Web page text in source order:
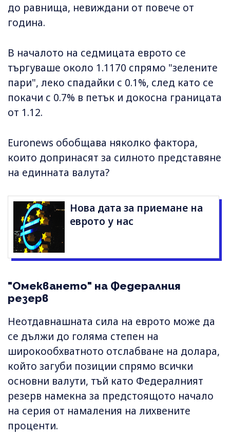
до равнища, невиждани от повече от
година.
В началото на седмицата еврото се
търгуваше около 1.1170 спрямо "зелените
пари", леко спадайки с 0.1%, след като се
покачи с 0.7% в петък и докосна границата
от 1.12.
Euronews обобщава няколко фактора,
които допринасят за силното представяне
на единната валута?
Нова дата за приемане на
еврото у нас
"Омекването" на Федералния
резерв
Неотдавнашната сила на еврото може да
се дължи до голяма степен на
широкообхватното отслабване на долара,
който загуби позиции спрямо всички
основни валути, тъй като Федералният
резерв намекна за предстоящото начало
на серия от намаления на лихвените
проценти.